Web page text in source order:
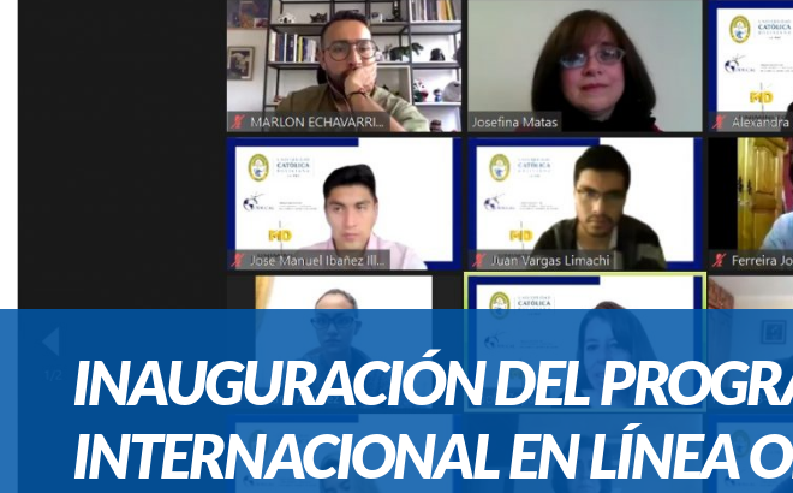
INAUGURACIÓN DEL
INTERNACIONAL EN LÍNEA